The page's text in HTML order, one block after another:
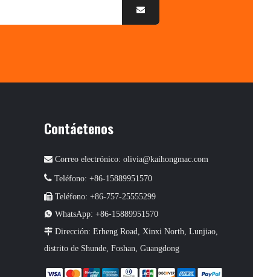
Contáctenos
Correo electrónico: olivia@kaihongmac.com
Teléfono: +86-15889951570
Teléfono: +86-757-25555299
 WhatsApp: +86-15889951570
Dirección: Erheng Road, Xinxi North, Lunjiao,
distrito de Shunde, Foshan, Guangdong